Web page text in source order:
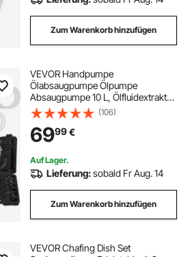
Zum Warenkorb hinzufügen
VEVOR Handpumpe
Ölabsaugpumpe Ölpumpe
Absaugpumpe 10 L, Ölfluidextraktor
Handpumpe 9,91 x 5,59 x 14,99
cm, Umfüllpumpe Saugpumpe
Flüssigkeitsextraktoren mit 14
gängigsten Adapter, Ölpumpen-Set
(106)
6999€
Auf Lager.
Lieferung:sobald Fr Aug. 14
Zum Warenkorb hinzufügen
VEVOR Chafing Dish Set